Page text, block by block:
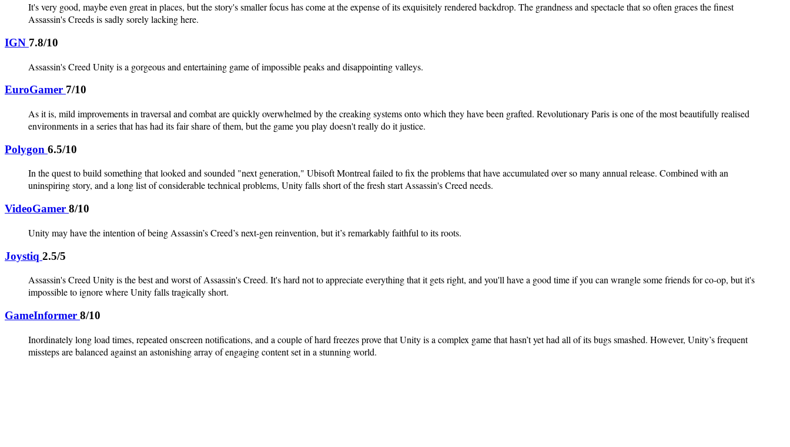
It's very good, maybe even great in places, but the story's smaller focus has come at the expense of its exquisitely rendered backdrop. The grandness and spectacle that so often graces the finest
Assassin's Creeds is sadly sorely lacking here.
IGN 7.8/10
Assassin's Creed Unity is a gorgeous and entertaining game of impossible peaks and disappointing valleys.
EuroGamer 7/10
As it is, mild improvements in traversal and combat are quickly overwhelmed by the creaking systems onto which they have been grafted. Revolutionary Paris is one of the most beautifully realised
environments in a series that has had its fair share of them, but the game you play doesn't really do it justice.
Polygon 6.5/10
In the quest to build something that looked and sounded "next generation," Ubisoft Montreal failed to fix the problems that have accumulated over so many annual release. Combined with an
uninspiring story, and a long list of considerable technical problems, Unity falls short of the fresh start Assassin's Creed needs.
VideoGamer 8/10
Unity may have the intention of being Assassin’s Creed’s next-gen reinvention, but it’s remarkably faithful to its roots.
Joystiq 2.5/5
Assassin's Creed Unity is the best and worst of Assassin's Creed. It's hard not to appreciate everything that it gets right, and you'll have a good time if you can wrangle some friends for co-op, but it's
impossible to ignore where Unity falls tragically short.
GameInformer 8/10
Inordinately long load times, repeated onscreen notifications, and a couple of hard freezes prove that Unity is a complex game that hasn’t yet had all of its bugs smashed. However, Unity’s frequent
missteps are balanced against an astonishing array of engaging content set in a stunning world.